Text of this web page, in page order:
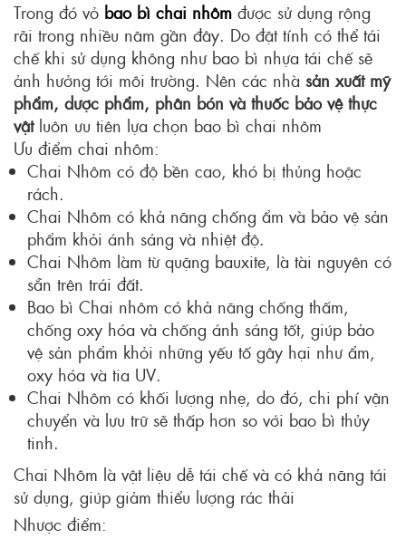
Trong đó vỏ bao bì chai nhôm được sử dụng rộng
rãi trong nhiều năm gần đây. Do đặt tính có thể tái
chế khi sử dụng không như bao bì nhựa tái chế sẽ
ảnh hưởng tới môi trường. Nên các nhà sản xuất mỹ
phẩm, dược phẩm, phân bón và thuốc bảo vệ thực
vậtluôn ưu tiên lựa chọn bao bì chai nhôm
Ưu điểm chai nhôm:
Chai Nhôm có độ bền cao, khó bị thủng hoặc
rách.
Chai Nhôm có khả năng chống ẩm và bảo vệ sản
phẩm khỏi ánh sáng và nhiệt độ.
Chai Nhôm làm từ quặng bauxite, là tài nguyên có
sẵn trên trái đất.
Bao bì Chai nhôm có khả năng chống thấm,
chống oxy hóa và chống ánh sáng tốt, giúp bảo
vệ sản phẩm khỏi những yếu tố gây hại như ẩm,
oxy hóa và tia UV.
Chai Nhôm có khối lượng nhẹ, do đó, chi phí vận
chuyển và lưu trữ sẽ thấp hơn so với bao bì thủy
tinh.
Chai Nhôm là vật liệu dễ tái chế và có khả năng tái
sử dụng, giúp giảm thiểu lượng rác thải
Nhược điểm: